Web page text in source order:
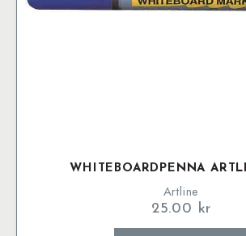
WHITEBOARDPENNA
Artline
25.00 kr